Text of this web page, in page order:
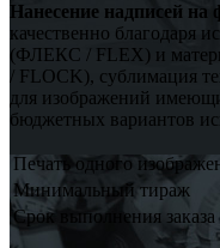
Нанесение надписей на
качественно благодаря
(ФЛЕКС / FLEX) и
/ FLOCK), сублимация
для изображений
бюджетных вариантов
Печать одного
Минимальный тираж
Срок выполнения заказа